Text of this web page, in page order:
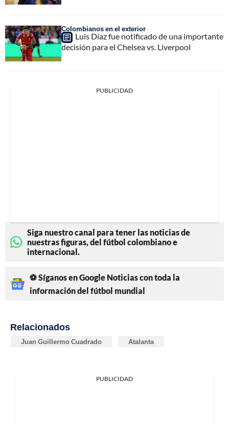
Colombianos en el exterior
Luis Díaz fue notificado de una importante
decisión para el Chelsea vs. Liverpool
PUBLICIDAD
Siga nuestro canal para tener las noticias de
nuestras figuras, del fútbol colombiano e
internacional.
⚽ Síganos en Google Noticias con toda la
información del fútbol mundial
Relacionados
Juan Guillermo Cuadrado Atalanta
PUBLICIDAD